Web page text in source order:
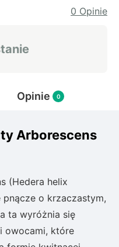
0 Opinie
Opinie 0
Arborescens
(Hedera helix
o krzaczastym,
ta wyróżnia się
owocami, które